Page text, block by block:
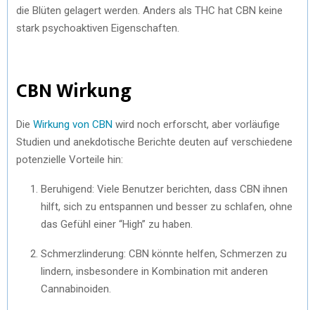
die Blüten gelagert werden. Anders als THC hat CBN keine
stark psychoaktiven Eigenschaften.
CBN Wirkung
Die Wirkung von CBN wird noch erforscht, aber vorläufige
Studien und anekdotische Berichte deuten auf verschiedene
potenzielle Vorteile hin:
Beruhigend: Viele Benutzer berichten, dass CBN ihnen
hilft, sich zu entspannen und besser zu schlafen, ohne
das Gefühl einer “High” zu haben.
Schmerzlinderung: CBN könnte helfen, Schmerzen zu
lindern, insbesondere in Kombination mit anderen
Cannabinoiden.